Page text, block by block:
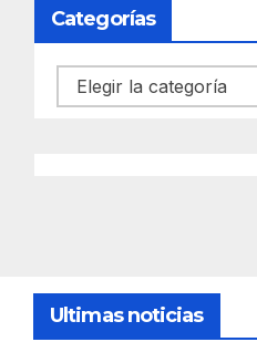
Categorías
Categorías
Ultimas noticias